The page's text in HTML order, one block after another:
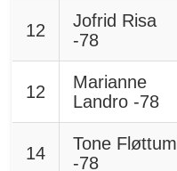
12
Jofrid Risa
-78
12
Marianne
Landro -78
14
Tone Fløttum
-78